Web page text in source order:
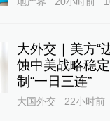
大外交｜美方“
蚀中美战略稳
制“一日三连”
大国外交 22小时前